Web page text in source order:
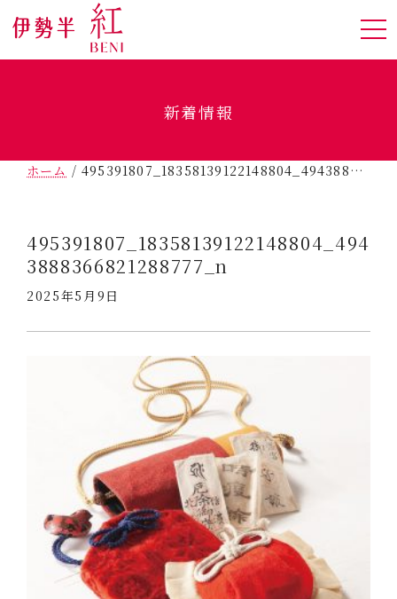
新着情報
ホーム /495391807_18358139122148804_4943888366821288777_n
495391807_18358139122148804_494
3888366821288777_n
2025年5月9日